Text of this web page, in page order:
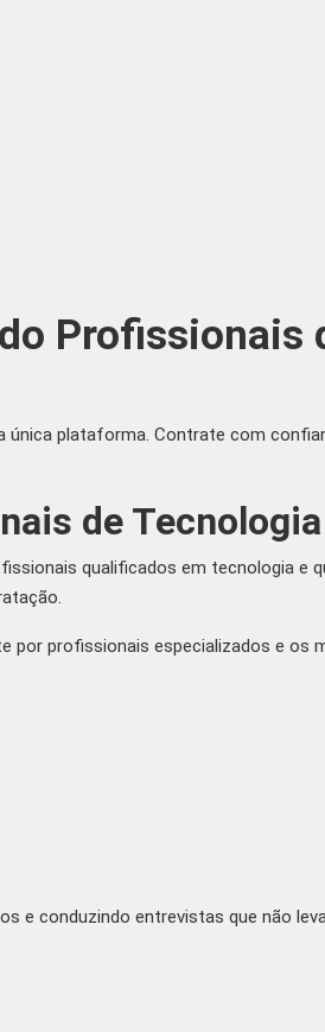
Profissionais
plataforma. Contrate com
de
qualificados em tecnologia e
por profissionais especializados e os
e conduzindo entrevistas que não